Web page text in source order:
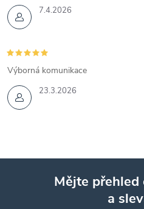
7.4.2026
23.3.2026
Výborná komunikace
Mějte
a